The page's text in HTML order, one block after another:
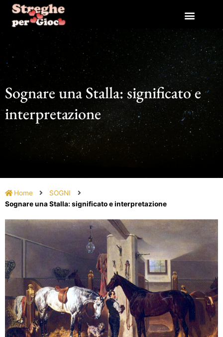
contenuto
Sognare una Stalla: significato e
interpretazione
Home
SOGNI
Sognare una Stalla: significato e interpretazione